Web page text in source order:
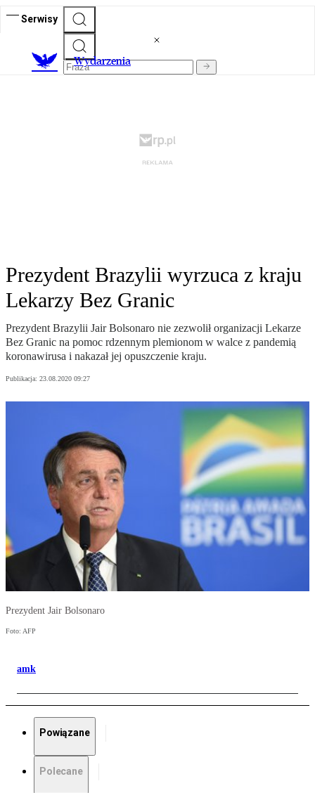
Serwisy
Wydarzenia
Prezydent Brazylii wyrzuca z kraju
Lekarzy Bez Granic
Prezydent Brazylii Jair Bolsonaro nie zezwolił organizacji Lekarze
Bez Granic na pomoc rdzennym plemionom w walce z pandemią
koronawirusa i nakazał jej opuszczenie kraju.
Publikacja: 23.08.2020 09:27
Prezydent Jair Bolsonaro
Foto: AFP
amk
Powiązane
Polecane